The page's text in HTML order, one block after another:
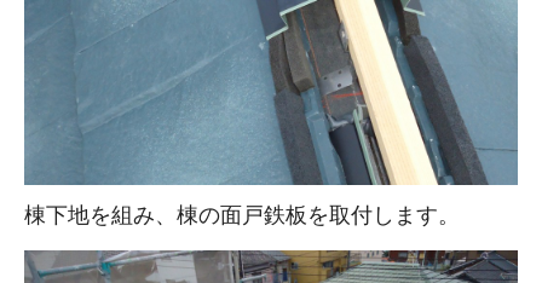
棟下地を組み、棟の面戸鉄板を取付します。